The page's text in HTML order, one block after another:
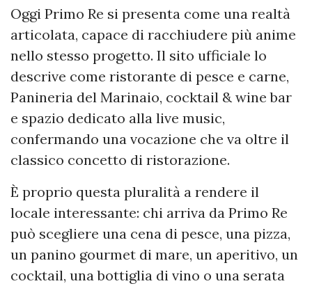
Oggi Primo Re si presenta come una realtà
articolata, capace di racchiudere più anime
nello stesso progetto. Il sito ufficiale lo
descrive come ristorante di pesce e carne,
Panineria del Marinaio, cocktail & wine bar
e spazio dedicato alla live music,
confermando una vocazione che va oltre il
classico concetto di ristorazione.
È proprio questa pluralità a rendere il
locale interessante: chi arriva da Primo Re
può scegliere una cena di pesce, una pizza,
un panino gourmet di mare, un aperitivo, un
cocktail, una bottiglia di vino o una serata